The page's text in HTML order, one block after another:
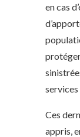
en cas
services
Ces
appris,